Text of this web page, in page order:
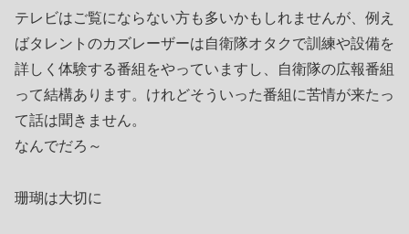
テレビはご覧にならない方も多いかもしれませんが、例え
ばタレントのカズレーザーは自衛隊オタクで訓練や設備を
詳しく体験する番組をやっていますし、自衛隊の広報番組
って結構あります。けれどそういった番組に苦情が来たっ
て話は聞きません。
なんでだろ～
珊瑚は大切に